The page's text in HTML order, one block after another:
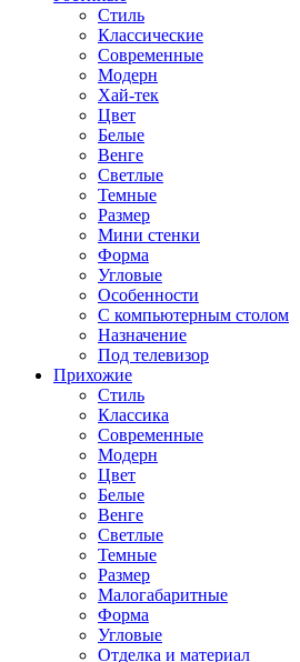
Стиль
Классические
Современные
Модерн
Хай-тек
Цвет
Белые
Венге
Светлые
Темные
Размер
Мини стенки
Форма
Угловые
Особенности
С компьютерным столом
Назначение
Под телевизор
Прихожие
Стиль
Классика
Современные
Модерн
Цвет
Белые
Венге
Светлые
Темные
Размер
Малогабаритные
Форма
Угловые
Отделка и материал